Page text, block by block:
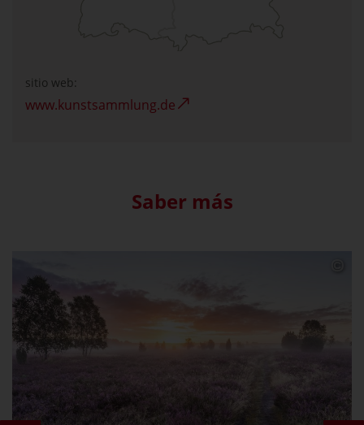
sitio web:
www.kunstsammlung.de
Saber más